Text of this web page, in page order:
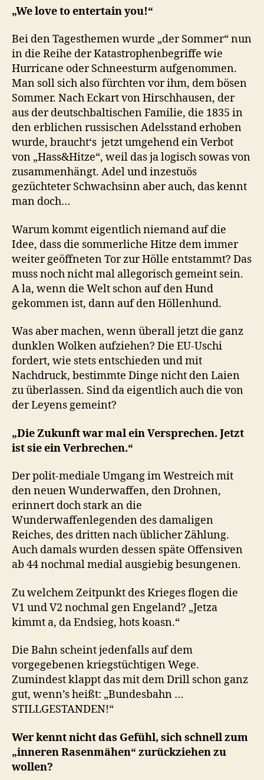
„We love to entertain you!“
Bei den Tagesthemen wurde „der Sommer“ nun
in die Reihe der Katastrophenbegriffe wie
Hurricane oder Schneesturm aufgenommen.
Man soll sich also fürchten vor ihm, dem bösen
Sommer. Nach Eckart von Hirschhausen, der
aus der deutschbaltischen Familie, die 1835 in
den erblichen russischen Adelsstand erhoben
wurde, braucht‘s jetzt umgehend ein Verbot
von „Hass&Hitze“, weil das ja logisch sowas von
zusammenhängt. Adel und inzestuös
gezüchteter Schwachsinn aber auch, das kennt
man doch…
Warum kommt eigentlich niemand auf die
Idee, dass die sommerliche Hitze dem immer
weiter geöffneten Tor zur Hölle entstammt? Das
muss noch nicht mal allegorisch gemeint sein.
A la, wenn die Welt schon auf den Hund
gekommen ist, dann auf den Höllenhund.
Was aber machen, wenn überall jetzt die ganz
dunklen Wolken aufziehen? Die EU-Uschi
fordert, wie stets entschieden und mit
Nachdruck, bestimmte Dinge nicht den Laien
zu überlassen. Sind da eigentlich auch die von
der Leyens gemeint?
„Die Zukunft war mal ein Versprechen. Jetzt
ist sie ein Verbrechen.“
Der polit-mediale Umgang im Westreich mit
den neuen Wunderwaffen, den Drohnen,
erinnert doch stark an die
Wunderwaffenlegenden des damaligen
Reiches, des dritten nach üblicher Zählung.
Auch damals wurden dessen späte Offensiven
ab 44 nochmal medial ausgiebig besungenen.
Zu welchem Zeitpunkt des Krieges flogen die
V1 und V2 nochmal gen Engeland? „Jetza
kimmt a, da Endsieg, hots koasn.“
Die Bahn scheint jedenfalls auf dem
vorgegebenen kriegstüchtigen Wege.
Zumindest klappt das mit dem Drill schon ganz
gut, wenn’s heißt: „Bundesbahn …
STILLGESTANDEN!“
Wer kennt nicht das Gefühl, sich schnell zum
„inneren Rasenmähen“ zurückziehen zu
wollen?